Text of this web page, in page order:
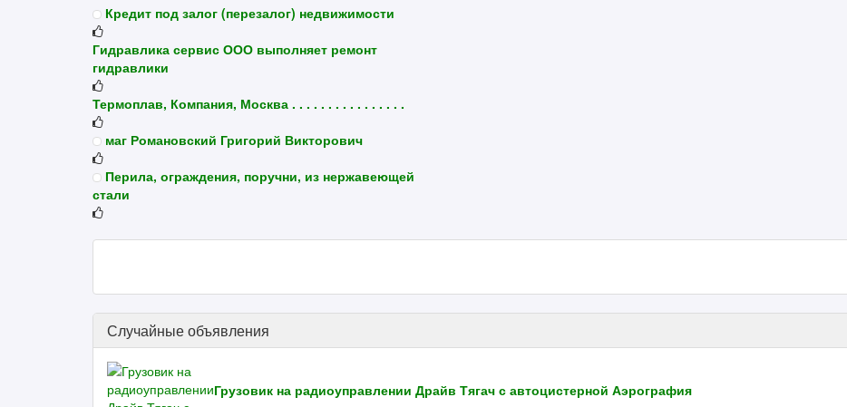
Кредит под залог (перезалог) недвижимости
Гидравлика сервис ООО выполняет ремонт
гидравлики
Термоплав, Компания, Москва . . . . . . . . . . . . . . . .
маг Романовский Григорий Викторович
Перила, ограждения, поручни, из нержавеющей
стали
Случайные объявления
Грузовик на радиоуправлении Драйв Тягач с автоцистерной Аэрография